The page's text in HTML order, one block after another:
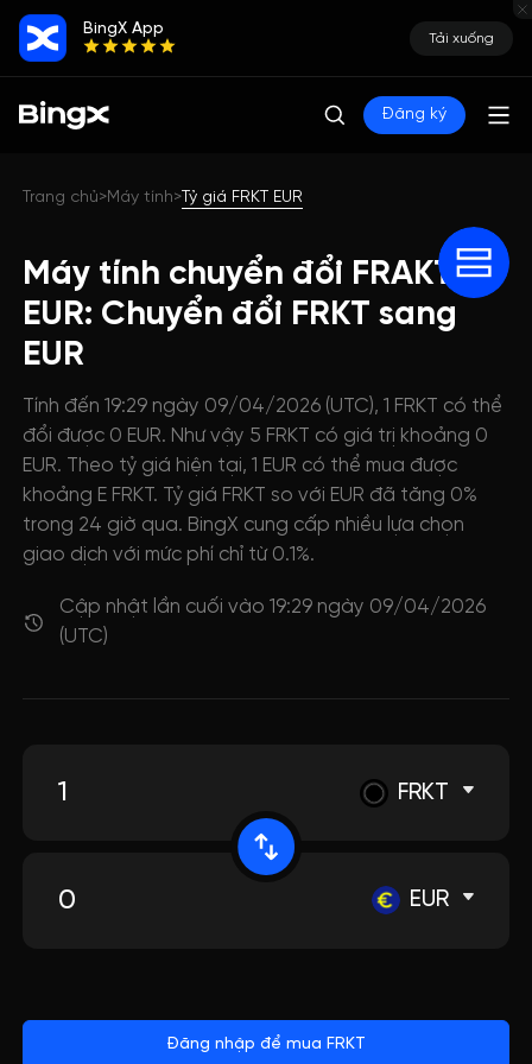
BingX App
Tải xuống
Đăng ký
Trang chủ>Máy tính>Tỷ giá FRKT EUR
Máy tính chuyển đổi FRAKT
EUR: Chuyển đổi FRKT sang
EUR
Tính đến 19:29 ngày 09/04/2026 (UTC), 1 FRKT có thể
đổi được 0 EUR. Như vậy 5 FRKT có giá trị khoảng 0
EUR. Theo tỷ giá hiện tại, 1 EUR có thể mua được
khoảng E FRKT. Tỷ giá FRKT so với EUR đã tăng 0%
trong 24 giờ qua. BingX cung cấp nhiều lựa chọn
giao dịch với mức phí chỉ từ 0.1%.
Cập nhật lần cuối vào 19:29 ngày 09/04/2026
(UTC)
FRKT
EUR
Đăng nhập để mua FRKT